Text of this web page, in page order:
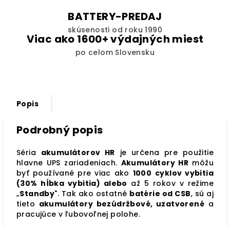
BATTERY-PREDAJ
skúsenosti od roku 1990
Viac ako 1600+ výdajných miest
po celom Slovensku
Popis
Podrobný popis
Séria akumulátorov HR je určena pre použitie
hlavne UPS zariadeniach. Akumulátory HR môžu
byť používané pre viac ako 1000 cyklov vybitia
(30% hĺbka vybitia) alebo až 5 rokov v režime
„Standby". Tak ako ostatné batérie od CSB, sú aj
tieto akumulátory bezúdržbové, uzatvorené a
pracujúce v ľubovoľnej polohe.